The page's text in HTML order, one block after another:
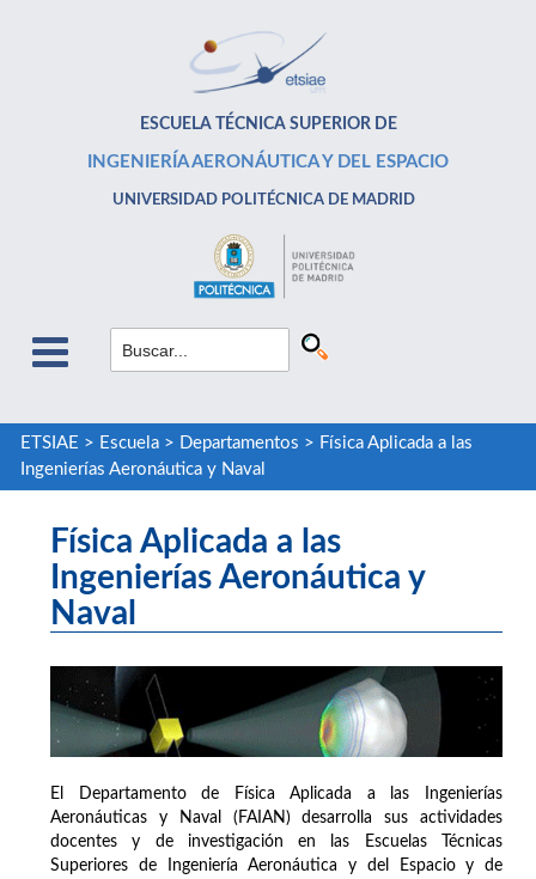
ESCUELA TÉCNICA SUPERIOR DE
INGENIERÍA AERONÁUTICA Y DEL ESPACIO
UNIVERSIDAD POLITÉCNICA DE MADRID
ETSIAE > Escuela> Departamentos > Física Aplicada a las
Ingenierías Aeronáutica y Naval
Física Aplicada a las
Ingenierías Aeronáutica y
Naval
El Departamento de Física Aplicada a las Ingenierías
Aeronáuticas y Naval (FAIAN) desarrolla sus actividades
docentes y de investigación en las Escuelas Técnicas
Superiores de Ingeniería Aeronáutica y del Espacio y de